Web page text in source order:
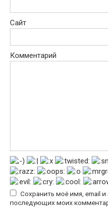
Сайт
Комментарий
Сохранить моё имя, email и
последующих моих